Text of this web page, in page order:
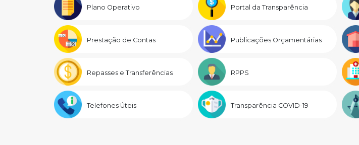
Plano Operativo Portal da Transparência
Prestação de Contas Publicações Orçamentárias
Repasses e Transferências RPPS
Telefones Úteis Transparência COVID-19